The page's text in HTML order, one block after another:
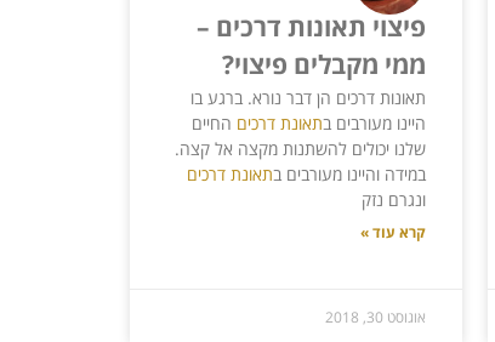
פיצוי תאונות דרכים –
ממי מקבלים פיצוי?
תאונות דרכים הן דבר נורא. ברגע בו
היינו מעורבים בתאונת דרכים החיים
שלנו יכולים להשתנות מקצה אל קצה.
במידה והיינו מעורבים בתאונת דרכים
ונגרם נזק
קרא עוד »
אוגוסט 30, 2018